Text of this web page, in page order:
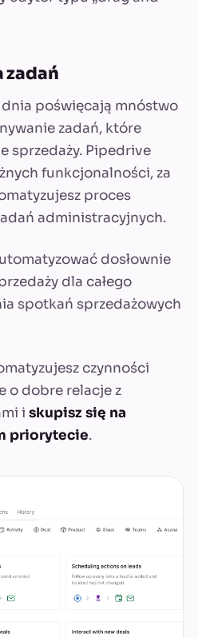
zadań
poświęcają mnóstwo
zadań, które
sprzedaży. Pipedrive
funkcjonalności, za
proces
administracyjnych.
dosłownie
dla całego
spotkań sprzedażowych
czynności
o dobre relacje z
i skupisz się na
priorytecie.